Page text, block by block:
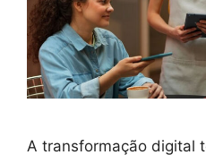
A transformação digital